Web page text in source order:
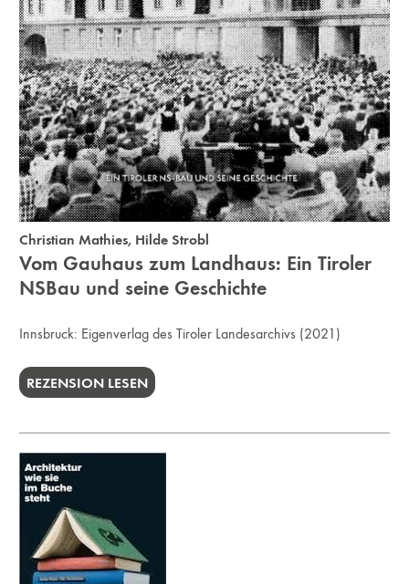
Christian Mathies, Hilde Strobl
Vom Gauhaus zum Landhaus: Ein Tiroler
NS­Bau und seine Geschichte
Innsbruck: Eigenverlag des Tiroler Landesarchivs (2021)
REZENSION LESEN